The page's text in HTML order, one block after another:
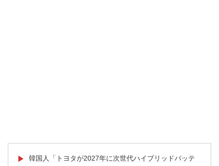
▶
韓国人「トヨタが2027年に次世代ハイブリッドバッテ